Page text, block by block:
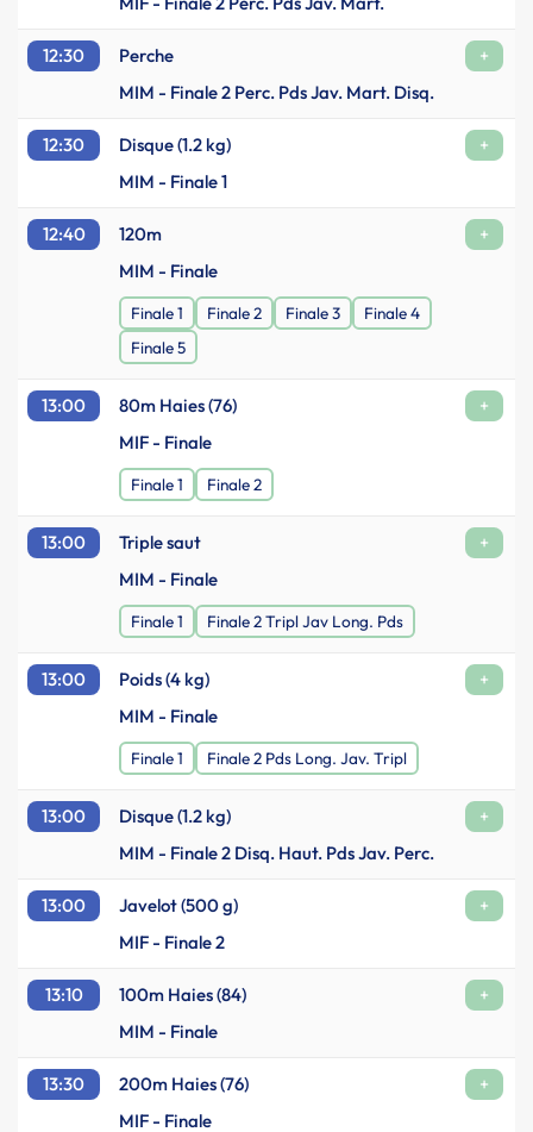
12:30 Perche
+
MIM - Finale 2 Perc. Pds Jav. Mart. Disq.
12:30 Disque (1.2 kg)
+
MIM - Finale 1
12:40 120m
+
MIM - Finale
Finale 1 Finale 2 Finale 3
Finale 4
Finale 5
13:00 80m Haies (76)
+
MIF - Finale
Finale 1 Finale 2
13:00 Triple saut
+
MIM - Finale
Finale 1 Finale 2 Tripl Jav Long. Pds
13:00 Poids (4 kg)
+
MIM - Finale
Finale 1 Finale 2 Pds Long. Jav. Tripl
13:00 Disque (1.2 kg)
+
MIM - Finale 2 Disq. Haut. Pds Jav. Perc.
13:00 Javelot (500 g)
+
MIF - Finale 2
13:10 100m Haies (84)
+
MIM - Finale
13:30 200m Haies (76)
+
MIF - Finale